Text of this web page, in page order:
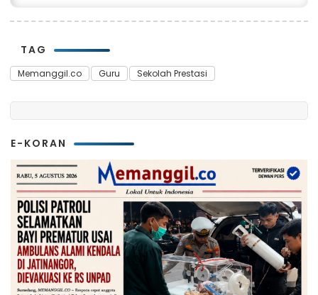
TAG
Memanggil.co Guru Sekolah Prestasi
E-KORAN